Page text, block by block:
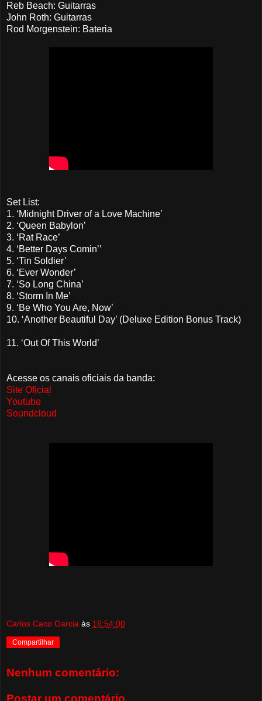
Reb Beach: Guitarras
John Roth: Guitarras
Rod Morgenstein: Bateria
Set List:
1. ‘Midnight Driver of a Love Machine’
2. ‘Queen Babylon’
3. ‘Rat Race’
4. ‘Better Days Comin’’
5. ‘Tin Soldier’
6. ‘Ever Wonder’
7. ‘So Long China’
8. ‘Storm In Me’
9. ‘Be Who You Are, Now’
10. ‘Another Beautiful Day’ (Deluxe Edition Bonus Track)
11. ‘Out Of This World’
Acesse os canais oficiais da banda:
Site Oficial
Youtube
Soundcloud
Carlos Caco Garcia às 16:54:00
Compartilhar
Nenhum comentário:
Postar um comentário